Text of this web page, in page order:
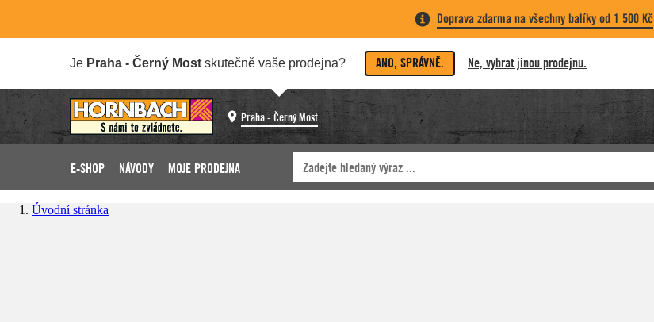
Doprava zdarma na všechny balíky od 1 500 Kč
Je Praha - Černý Most skutečně vaše prodejna? ANO, SPRÁVNĚ. Ne, vybrat jinou prodejnu.
Praha - Černý Most
E-SHOP NÁVODY MOJE PRODEJNA
Úvodní stránka